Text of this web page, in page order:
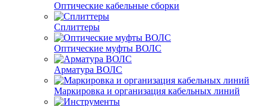
Оптические кабельные сборки
Сплиттеры
Оптические муфты ВОЛС
Арматура ВОЛС
Маркировка и организация кабельных линий